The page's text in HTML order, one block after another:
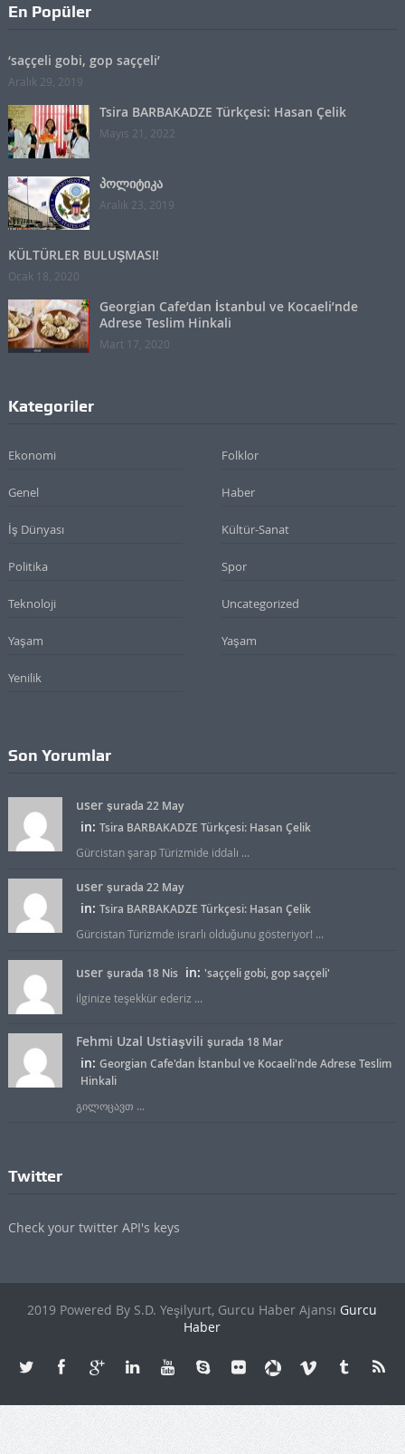
En Popüler
‘saççeli gobi, gop saççeli’
Aralık 29, 2019
Tsira BARBAKADZE Türkçesi: Hasan Çelik
Mayıs 21, 2022
პოლიტიკა
Aralık 23, 2019
KÜLTÜRLER BULUŞMASI!
Ocak 18, 2020
Georgian Cafe’dan İstanbul ve Kocaeli’nde
Adrese Teslim Hinkali
Mart 17, 2020
Kategoriler
Ekonomi Folklor
Genel Haber
İş Dünyası Kültür-Sanat
Politika Spor
Teknoloji Uncategorized
Yaşam Yaşam
Yenilik
Son Yorumlar
user şurada 22 May
in: Tsira BARBAKADZE Türkçesi: Hasan Çelik
Gürcistan şarap Türizmide iddalı ...
user şurada 22 May
in: Tsira BARBAKADZE Türkçesi: Hasan Çelik
Gürcistan Türizmde israrlı olduğunu gösteriyor! ...
user şurada 18 Nis in: 'saççeli gobi, gop saççeli'
ilginize teşekkür ederiz ...
Fehmi Uzal Ustiaşvili şurada 18 Mar
in: Georgian Cafe'dan İstanbul ve Kocaeli'nde Adrese Teslim
Hinkali
გილოცავთ ...
Twitter
Check your twitter API's keys
2019 Powered By S.D. Yeşilyurt, Gurcu Haber Ajansı Gurcu
Haber